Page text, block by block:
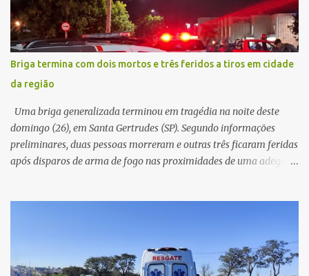
cerca de dez minutos para buscar ajuda. Ao retornar, constatou
que o automóvel havia desaparecido. A vítima realizou buscas
pelas imediações, mas não conseguiu localizar o veículo.
Conforme o boletim, um menino de aproximadamente 10 anos
relatou ter visto a Spin passando pelo local fazendo um forte ruído,
característica compatível com o problema mecânico que o veículo
já apresentava antes do furto. O carro possui seguro e, segundo a
v...
Briga termina com dois mortos e três feridos a tiros em cidade
da região
Uma briga generalizada terminou em tragédia na noite deste
domingo (26), em Santa Gertrudes (SP). Segundo informações
preliminares, duas pessoas morreram e outras três ficaram feridas
após disparos de arma de fogo nas proximidades de uma adega. O
diversos disparos. Duas vítimas morreram ainda no local. Outras
três pessoas foram baleadas e socorridas. Até o momento, não